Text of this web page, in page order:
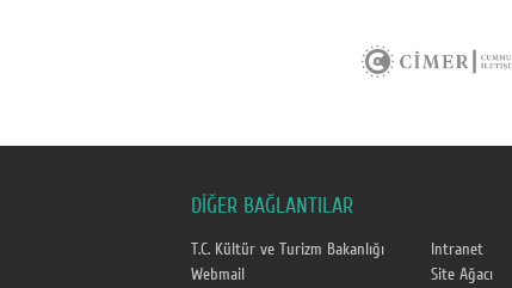
DİĞER BAĞLANTILAR
T.C. Kültür ve Turizm Bakanlığı
Intranet
Webmail
Site Ağacı